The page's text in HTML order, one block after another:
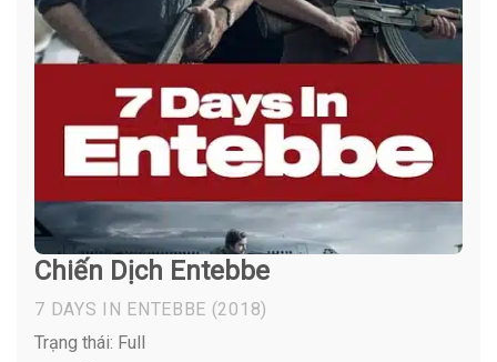
Chiến Dịch Entebbe
7 DAYS IN ENTEBBE (2018)
Trạng thái: Full